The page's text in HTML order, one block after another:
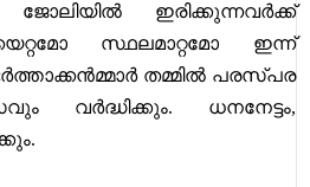
ജോലിയിൽ ഇരിക്കുന്നവർക്ക്
സ്ഥലമാറ്റമോ ഇന്ന്
തമ്മിൽ പരസ്പര
വർദ്ധിക്കും. ധനനേട്ടം,